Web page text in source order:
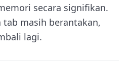
secara signifikan.
tab masih berantakan,
lagi.